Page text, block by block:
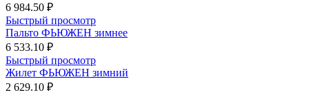
6 984.50 ₽
Быстрый просмотр
Пальто ФЬЮЖЕН зимнее
6 533.10 ₽
Быстрый просмотр
Жилет ФЬЮЖЕН зимний
2 629.10 ₽